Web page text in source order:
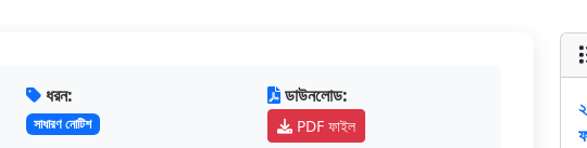
ধরন:
সাধারণ নোটিশ
ডাউনলোড:
PDF ফাইল